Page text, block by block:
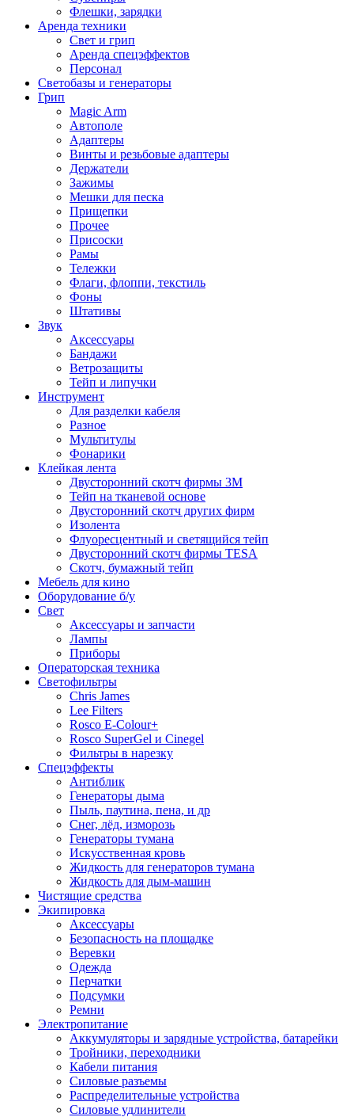
Флешки, зарядки
Аренда техники
Свет и грип
Аренда спецэффектов
Персонал
Светобазы и генераторы
Грип
Magic Arm
Автополе
Адаптеры
Винты и резьбовые адаптеры
Держатели
Зажимы
Мешки для песка
Прищепки
Прочее
Присоски
Рамы
Тележки
Флаги, флоппи, текстиль
Фоны
Штативы
Звук
Аксессуары
Бандажи
Ветрозащиты
Тейп и липучки
Инструмент
Для разделки кабеля
Разное
Мультитулы
Фонарики
Клейкая лента
Двусторонний скотч фирмы 3M
Тейп на тканевой основе
Двусторонний скотч других фирм
Изолента
Флуоресцентный и светящийся тейп
Двусторонний скотч фирмы TESA
Скотч, бумажный тейп
Мебель для кино
Оборудование б/у
Свет
Аксессуары и запчасти
Лампы
Приборы
Операторская техника
Светофильтры
Chris James
Lee Filters
Rosco E-Colour+
Rosco SuperGel и Cinegel
Фильтры в нарезку
Спецэффекты
Антиблик
Генераторы дыма
Пыль, паутина, пена, и др
Снег, лёд, изморозь
Генераторы тумана
Искусственная кровь
Жидкость для генераторов тумана
Жидкость для дым-машин
Чистящие средства
Экипировка
Аксессуары
Безопасность на площадке
Веревки
Одежда
Перчатки
Подсумки
Ремни
Электропитание
Аккумуляторы и зарядные устройства, батарейки
Тройники, переходники
Кабели питания
Силовые разъемы
Распределительные устройства
Силовые удлинители